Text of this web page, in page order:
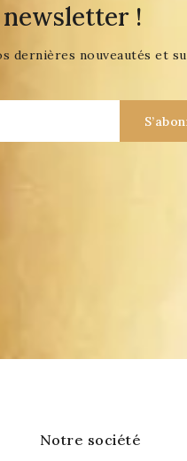
!
nouveautés et
Notre société